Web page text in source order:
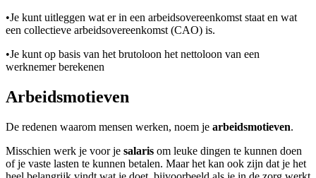
•Je kunt uitleggen wat er in een arbeidsovereenkomst staat en wat
een collectieve arbeidsovereenkomst (CAO) is.
•Je kunt op basis van het brutoloon het nettoloon van een
werknemer berekenen
Arbeidsmotieven
De redenen waarom mensen werken, noem je arbeidsmotieven.
Misschien werk je voor je salaris om leuke dingen te kunnen doen
of je vaste lasten te kunnen betalen. Maar het kan ook zijn dat je het